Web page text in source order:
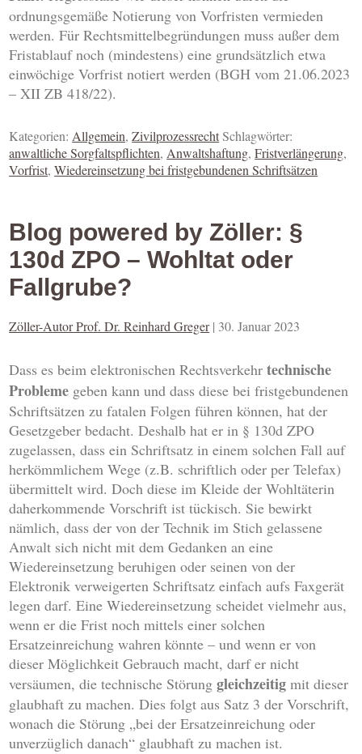
ordnungsgemäße Notierung von Vorfristen vermieden
werden. Für Rechtsmittelbegründungen muss außer dem
Fristablauf noch (mindestens) eine grundsätzlich etwa
einwöchige Vorfrist notiert werden (BGH vom 21.06.2023
– XII ZB 418/22).
Kategorien:Allgemein,ZivilprozessrechtSchlagwörter:
anwaltliche Sorgfaltspflichten,Anwaltshaftung,Fristverlängerung,
Vorfrist,Wiedereinsetzung bei fristgebundenen Schriftsätzen
Blog powered by Zöller: §
130d ZPO – Wohltat oder
Fallgrube?
Zöller-Autor Prof. Dr. Reinhard Greger | 30. Januar 2023
Dass es beim elektronischen Rechtsverkehrtechnische
Probleme geben kann und dass diese bei fristgebundenen
Schriftsätzen zu fatalen Folgen führen können, hat der
Gesetzgeber bedacht. Deshalb hat er in § 130d ZPO
zugelassen, dass ein Schriftsatz in einem solchen Fall auf
herkömmlichem Wege (z.B. schriftlich oder per Telefax)
übermittelt wird. Doch diese im Kleide der Wohltäterin
daherkommende Vorschrift ist tückisch. Sie bewirkt
nämlich, dass der von der Technik im Stich gelassene
Anwalt sich nicht mit dem Gedanken an eine
Wiedereinsetzung beruhigen oder seinen von der
Elektronik verweigerten Schriftsatz einfach aufs Faxgerät
legen darf. Eine Wiedereinsetzung scheidet vielmehr aus,
wenn er die Frist noch mittels einer solchen
Ersatzeinreichung wahren könnte – und wenn er von
dieser Möglichkeit Gebrauch macht, darf er nicht
versäumen, die technische Störunggleichzeitig mit dieser
glaubhaft zu machen. Dies folgt aus Satz 3 der Vorschrift,
wonach die Störung „bei der Ersatzeinreichung oder
unverzüglich danach“ glaubhaft zu machen ist.